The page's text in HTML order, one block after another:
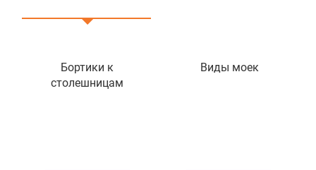
Бортики к
столешницам
Виды моек